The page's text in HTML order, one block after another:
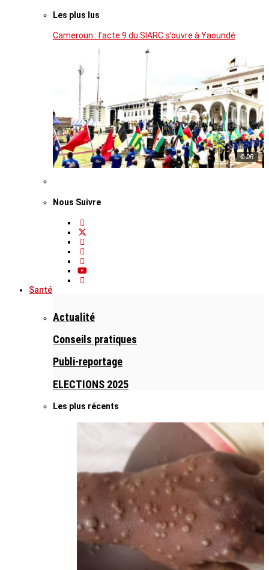
Les plus lus
Cameroun : l’acte 9 du SIARC s’ouvre à Yaoundé
© DR
Nous Suivre
Santé
Actualité
Conseils pratiques
Publi-reportage
ELECTIONS 2025
Les plus récents